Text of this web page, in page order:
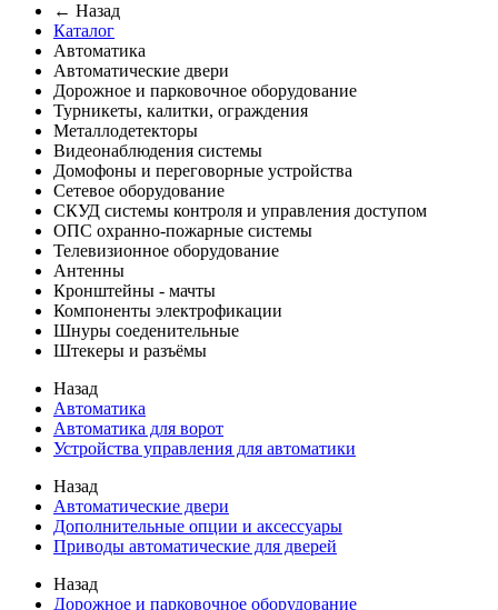
← Назад
Каталог
Автоматика
Автоматические двери
Дорожное и парковочное оборудование
Турникеты, калитки, ограждения
Металлодетекторы
Видеонаблюдения cистемы
Домофоны и переговорные устройства
Сетевое оборудование
СКУД системы контроля и управления доступом
ОПС охранно-пожарные системы
Телевизионное оборудование
Антенны
Кронштейны - мачты
Компоненты электрофикации
Шнуры соеденительные
Штекеры и разъёмы
Назад
Автоматика
Автоматика для ворот
Устройства управления для автоматики
Назад
Автоматические двери
Дополнительные опции и аксессуары
Приводы автоматические для дверей
Назад
Дорожное и парковочное оборудование